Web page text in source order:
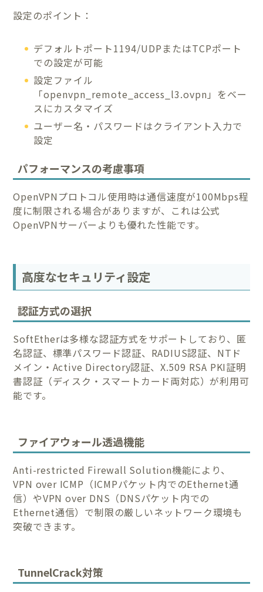
設定のポイント：
デフォルトポート1194/UDPまたはTCPポート
での設定が可能
設定ファイル
「openvpn_remote_access_l3.ovpn」をベー
スにカスタマイズ
ユーザー名・パスワードはクライアント入力で
設定
パフォーマンスの考慮事項
OpenVPNプロトコル使用時は通信速度が100Mbps程
度に制限される場合がありますが、これは公式
OpenVPNサーバーよりも優れた性能です。
高度なセキュリティ設定
認証方式の選択
SoftEtherは多様な認証方式をサポートしており、匿
名認証、標準パスワード認証、RADIUS認証、NTド
メイン・Active Directory認証、X.509 RSA PKI証明
書認証（ディスク・スマートカード両対応）が利用可
能です。
ファイアウォール透過機能
Anti-restricted Firewall Solution機能により、
VPN over ICMP（ICMPパケット内でのEthernet通
信）やVPN over DNS（DNSパケット内での
Ethernet通信）で制限の厳しいネットワーク環境も
突破できます。
TunnelCrack対策